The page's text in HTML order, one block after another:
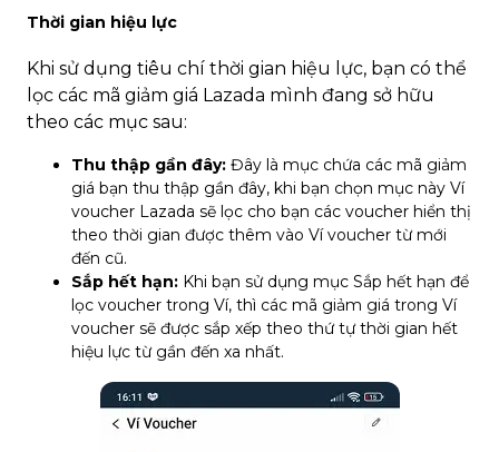
Thời gian hiệu lực
Khi sử dụng tiêu chí thời gian hiệu lực, bạn có thể
lọc các mã giảm giá Lazada mình đang sở hữu
theo các mục sau:
Thu thập gần đây: Đây là mục chứa các mã giảm
giá bạn thu thập gần đây, khi bạn chọn mục này Ví
voucher Lazada sẽ lọc cho bạn các voucher hiển thị
theo thời gian được thêm vào Ví voucher từ mới
đến cũ.
Sắp hết hạn: Khi bạn sử dụng mục Sắp hết hạn để
lọc voucher trong Ví, thì các mã giảm giá trong Ví
voucher sẽ được sắp xếp theo thứ tự thời gian hết
hiệu lực từ gần đến xa nhất.